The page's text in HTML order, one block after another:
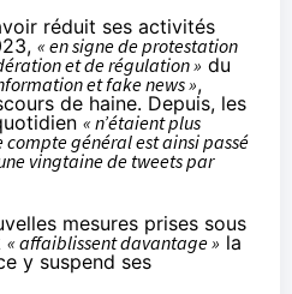
réduit ses activités
« en signe de protestation
et de régulation » du
et fake news »,
de haine. Depuis, les
« n’étaient plus
général est ainsi passé
vingtaine de tweets par
mesures prises sous
« affaiblissent davantage » la
y suspend ses